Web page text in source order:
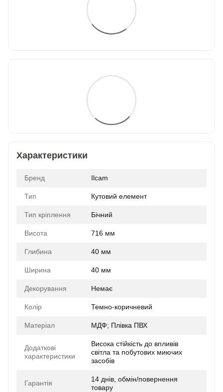
Характеристики
Бренд Ilcam
Тип Кутовий елемент
Тип кріплення Бічний
Висота 716 мм
Глибина 40 мм
Ширина 40 мм
Декорування Немає
Колір Темно-коричневий
Матеріал МДФ; Плівка ПВХ
Додаткові
характеристики
Висока стійкість до впливів
світла та побутових миючих
засобів
Гарантія
14 днів, обмін/повернення
товару